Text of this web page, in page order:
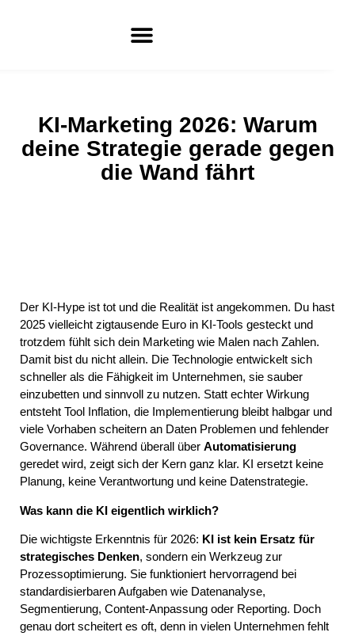
KI-Marketing 2026: Warum
deine Strategie gerade gegen
die Wand fährt
Der KI-Hype ist tot und die Realität ist angekommen. Du hast
2025 vielleicht zigtausende Euro in KI-Tools gesteckt und
trotzdem fühlt sich dein Marketing wie Malen nach Zahlen.
Damit bist du nicht allein. Die Technologie entwickelt sich
schneller als die Fähigkeit im Unternehmen, sie sauber
einzubetten und sinnvoll zu nutzen. Statt echter Wirkung
entsteht Tool Inflation, die Implementierung bleibt halbgar und
viele Vorhaben scheitern an Daten Problemen und fehlender
Governance. Während überall über Automatisierung
geredet wird, zeigt sich der Kern ganz klar. KI ersetzt keine
Planung, keine Verantwortung und keine Datenstrategie.
Was kann die KI eigentlich wirklich?
Die wichtigste Erkenntnis für 2026: KI ist kein Ersatz für
strategisches Denken, sondern ein Werkzeug zur
Prozessoptimierung. Sie funktioniert hervorragend bei
standardisierbaren Aufgaben wie Datenanalyse,
Segmentierung, Content-Anpassung oder Reporting. Doch
genau dort scheitert es oft, denn in vielen Unternehmen fehlt